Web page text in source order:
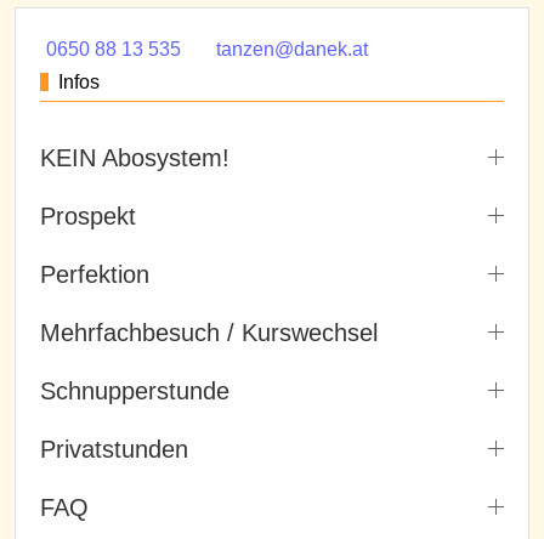
0650 88 13 535
tanzen@danek.at
Infos
KEIN Abosystem!
Prospekt
Perfektion
Mehrfachbesuch / Kurswechsel
Schnupperstunde
Privatstunden
FAQ